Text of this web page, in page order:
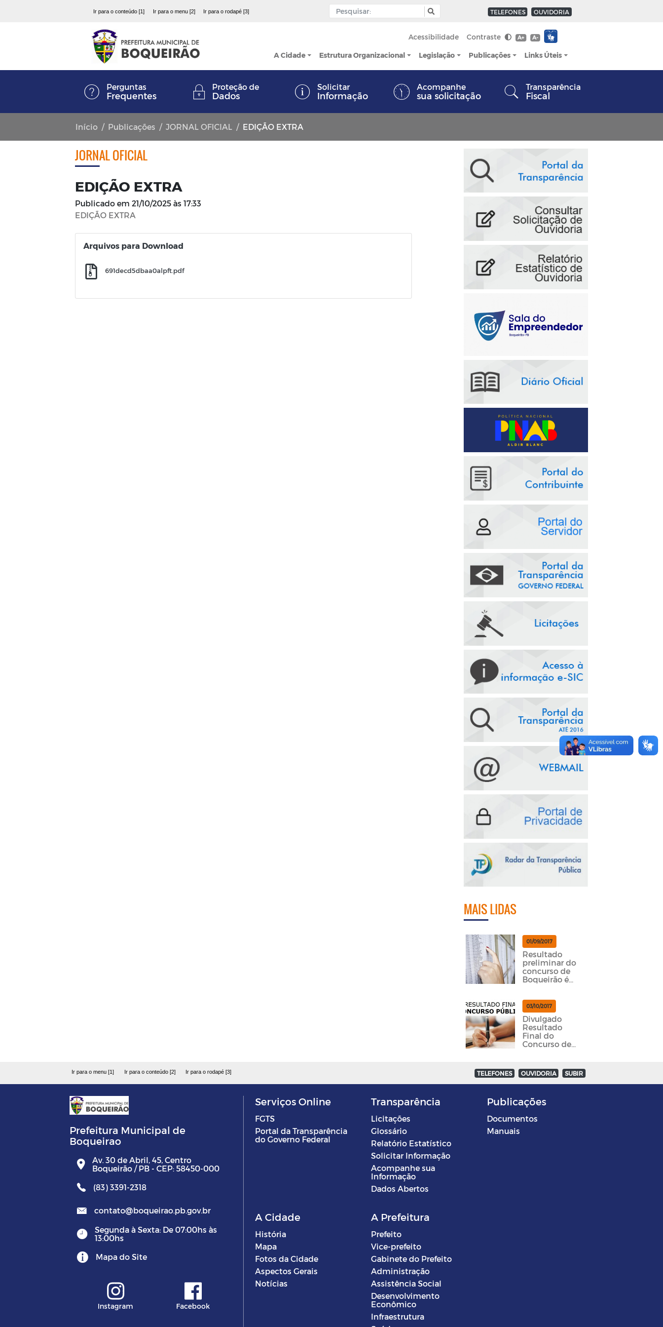
Ir para o conteúdo [1] Ir para o menu [2] Ir para o rodapé [3] TELEFONES OUVIDORIA
Acessibilidade Contraste A+ A-
A Cidade Estrutura Organizacional Legislação Publicações Links Úteis
Perguntas
Frequentes
Proteção de
Dados
Solicitar
Informação
Acompanhe
sua solicitação
Transparência
Fiscal
Início Publicações JORNAL OFICIAL EDIÇÃO EXTRA
JORNAL OFICIAL
EDIÇÃO EXTRA
Publicado em 21/10/2025 às 17:33
EDIÇÃO EXTRA
Arquivos para Download
691decd5dbaa0alpft.pdf
MAIS LIDAS
01/09/2017
Resultado
preliminar do
concurso de
Boqueirão é
03/10/2017
Divulgado
Resultado
Final do
Concurso de
Ir para o menu [1] Ir para o conteúdo [2] Ir para o rodapé [3] TELEFONES OUVIDORIA SUBIR
Prefeitura Municipal de
Boqueirao
Av. 30 de Abril, 45, Centro
Boqueirão / PB - CEP: 58450-000
(83) 3391-2318
contato@boqueirao.pb.gov.br
Segunda à Sexta: De 07:00hs às
13:00hs
Mapa do Site
Instagram Facebook
Serviços Online
FGTS
Portal da Transparência
do Governo Federal
Transparência
Licitações
Glossário
Relatório Estatístico
Solicitar Informação
Acompanhe sua
Informação
Dados Abertos
Publicações
Documentos
Manuais
A Cidade
História
Mapa
Fotos da Cidade
Aspectos Gerais
Notícias
A Prefeitura
Prefeito
Vice-prefeito
Gabinete do Prefeito
Administração
Assistência Social
Desenvolvimento
Econômico
Infraestrutura